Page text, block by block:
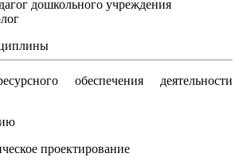
дошкольного учреждения
обеспечения деятельности
проектирование